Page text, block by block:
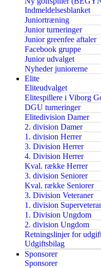
Indmeldelsesblanket
Juniortræning
Junior turneringer
Junior greenfee aftaler
Facebook gruppe
Junior udvalget
Nyheder juniorerne
Elite
Eliteudvalget
Elitespillere i Viborg
DGU turneringer
Elitedivision Damer
2. division Damer
1. division Herrer
3. Division Herrer
4. Division Herrer
Kval. række Herrer
3. division Seniorer
Kval. række Seniorer
3. Division Veteraner
1. division
1. Division Ungdom
2. division Ungdom
Retningslinjer for
Udgiftsbilag
Sponsorer
Sponsorer